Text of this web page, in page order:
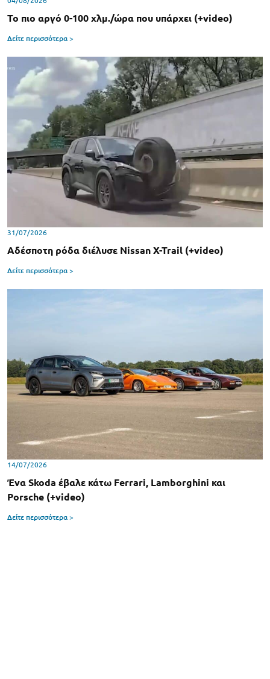
Το πιο αργό 0-100 χλμ./ώρα που υπάρχει (+video)
Δείτε περισσότερα >
31/07/2026
Αδέσποτη ρόδα διέλυσε Nissan X-Trail (+video)
Δείτε περισσότερα >
14/07/2026
Ένα Skoda έβαλε κάτω Ferrari, Lamborghini και
Porsche (+video)
Δείτε περισσότερα >